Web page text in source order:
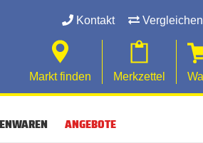
Kontakt Vergleichen
Markt finden Merkzettel
ANGEBOTE